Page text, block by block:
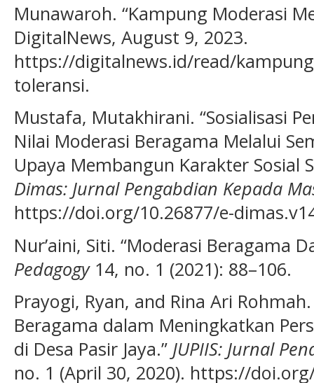
Munawaroh. “Kampung Moderasi
DigitalNews, August 9, 2023.
https://digitalnews.id/read/
toleransi.
Mustafa, Mutakhirani. “Sosialisasi
Nilai Moderasi Beragama Melalui
Upaya Membangun Karakter Sosial
Dimas: Jurnal Pengabdian Kepada
https://doi.org/10.26877/e-
Nur’aini, Siti. “Moderasi Beragama
Pedagogy14, no. 1 (2021): 88–106.
Prayogi, Ryan, and Rina Ari
Beragama dalam Meningkatkan
di Desa Pasir Jaya.” JUPIIS: Jurnal
no. 1 (April 30, 2020). https://